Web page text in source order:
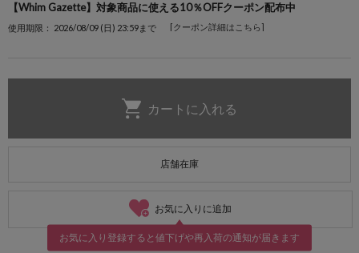
【Whim Gazette】対象商品に使える10％OFFクーポン配布中
使用期限： 2026/08/09 (日) 23:59まで [クーポン詳細はこちら]
店舗在庫
お気に入りに追加
お気に入り登録すると値下げや再入荷の通知が届きます